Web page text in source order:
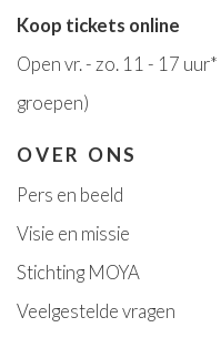
Koop tickets online
Open vr. - zo. 11 - 17 uur*
groepen)
OVER ONS
Pers en beeld
Visie en missie
Stichting MOYA
Veelgestelde vragen